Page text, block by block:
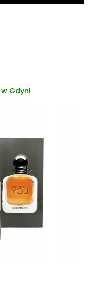
Gdyni